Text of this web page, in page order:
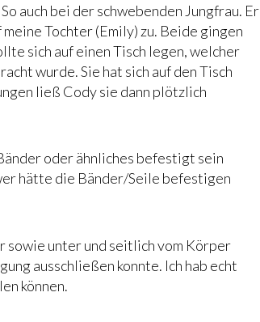
auch bei der schwebenden Jungfrau. Er
meine Tochter (Emily) zu. Beide gingen
sich auf einen Tisch legen, welcher
wurde. Sie hat sich auf den Tisch
ließ Cody sie dann plötzlich
oder ähnliches befestigt sein
hätte die Bänder/Seile befestigen
sowie unter und seitlich vom Körper
ausschließen konnte. Ich hab echt
können.